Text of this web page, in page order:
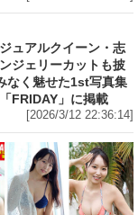
ュアルクイーン・志
ジェリーカットも披
なく魅せた1st写真集
FRIDAY」に掲載
[2026/3/12 22:36:14]